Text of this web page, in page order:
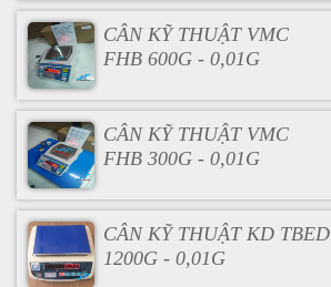
CÂN KỸ THUẬT VMC
FHB 600G - 0,01G
CÂN KỸ THUẬT VMC
FHB 300G - 0,01G
CÂN KỸ THUẬT KD TBED
1200G - 0,01G